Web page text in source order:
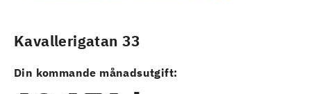
Kavallerigatan 33
Din kommande månadsutgift: